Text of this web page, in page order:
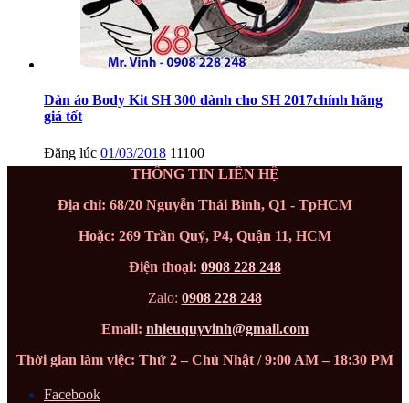
Dàn áo Body Kit SH 300 dành cho SH 2017chính hãng
giá tốt
Đăng lúc 01/03/2018 11100
THÔNG TIN LIÊN HỆ
Địa chỉ: 68/20 Nguyễn Thái Bình, Q1 - TpHCM
Hoặc: 269 Trần Quý, P4, Quận 11, HCM
Điện thoại: 0908 228 248
Zalo: 0908 228 248
Email: nhieuquyvinh@gmail.com
Thời gian làm việc: Thứ 2 – Chủ Nhật / 9:00 AM – 18:30 PM
Facebook